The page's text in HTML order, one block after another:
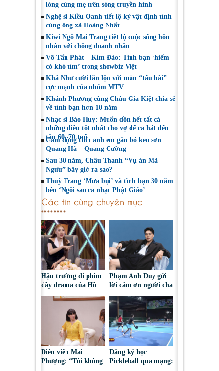
lòng cùng mẹ trên sóng truyền hình
Nghệ sĩ Kiều Oanh tiết lộ kỷ vật định tình
cùng ông xã Hoàng Nhất
Kiwi Ngô Mai Trang tiết lộ cuộc sống hôn
nhân với chồng doanh nhân
Võ Tấn Phát – Kim Đào: Tình bạn ‘hiếm
có khó tìm’ trong showbiz Việt
Khả Như cười lăn lộn với màn “tấu hài”
cực mạnh của nhóm MTV
Khánh Phương cùng Châu Gia Kiệt chia sẻ
về tình bạn hơn 10 năm
Nhạc sĩ Bảo Huy: Muốn dồn hết tất cả
những điều tốt nhất cho vợ để ca hát đến
tận 60, 70 tuổi
Cảm động tình anh em gắn bó keo sơn
Quang Hà – Quang Cường
Sau 30 năm, Châu Thanh “Vụ án Mã
Ngưu” bây giờ ra sao?
Thuỳ Trang ‘Mưa bụi’ và tình bạn 30 năm
bên ‘Ngôi sao ca nhạc Phật Giáo’
Các tin cùng chuyên mục
Hậu trường đi phim
đầy drama của Hồ
Phạm Anh Duy gửi
lời cảm ơn người cha
album “23”
Diễn viên Mai
Phượng: “Tôi không
Đăng ký học
Pickleball qua mạng: